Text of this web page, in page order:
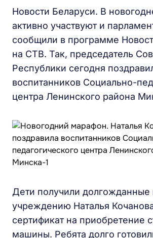
Новости Беларуси. В
активно участвуют и
сообщили в программе
на СТВ. Так, председатель
Республики сегодня
воспитанников Социально-
центра Ленинского района
Дети получили долгожданные
учреждению Наталья
сертификат на приобретение
машины. Ребята долго